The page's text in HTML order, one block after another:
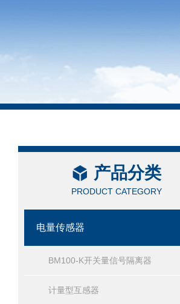
产品分类
PRODUCT CATEGORY
电量传感器
BM100-K开关量信号隔离器
计量型互感器